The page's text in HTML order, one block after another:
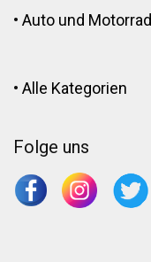
• Auto und Motorrad
• Alle Kategorien
Folge uns